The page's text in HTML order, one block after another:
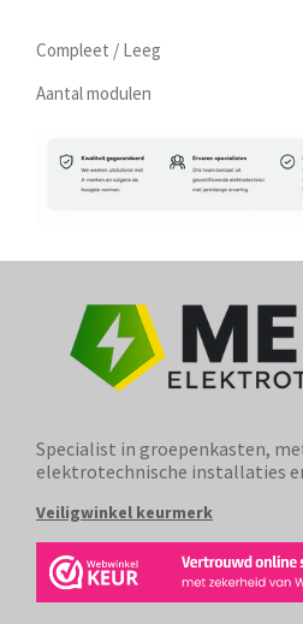
Compleet / Leeg
Aantal modulen
Specialist in groepenkasten,
elektrotechnische installaties
Veiligwinkel keurmerk